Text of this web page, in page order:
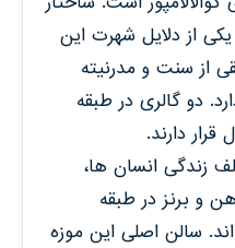
از دلایل شهرت این
از سنت و مدرنیته
دارد. دو گالری در طبقه
دارند.
زندگی انسان ها،
برنز در طبقه
سالن اصلی این موزه